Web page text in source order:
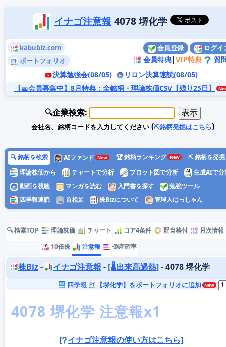
イナゴ注意報 4078 堺化学
kabubiz.com
ポートフォリオ
会員登録 ログイ
会員特典|VIP特典
質
決算勉強会(08/05)
リロン決算速読(08/05)
【🎫会員募集中】8月特典 ：全銘柄・理論株価CSV【残り25日】
🔍企業検索:
会社名、銘柄コードを入力してください(⛏️銘柄発掘はこちら)
🔍 銘柄を検索 AIファンド 🏆 銘柄ランキング
⛏️ 銘柄を発掘
理論株価から
チャートで分析 プロット図で分析
生成AIで分
動画を視聴
マンガを読む 入門書を探す
勉強ツール
四季報速読
首相足 株Bizについて 管理人はっしゃん
🔍 検索TOP 理論株価 チャート コア4条件 配当格付
月次情報
10倍株
注意報 倒産確率
株Biz- イナゴ注意報 - [🌡️出来高過熱]- 4078 堺化学
四季報 【堺化学】をポートフォリオに追加
[ イナゴ注意報の使い方はこちら]